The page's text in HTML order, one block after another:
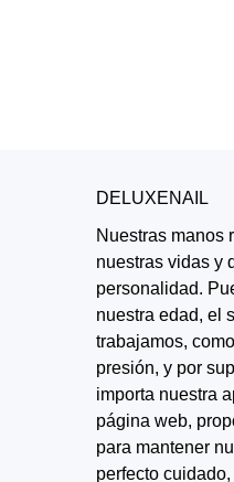
DELUXENAIL
Nuestras manos
nuestras vidas y
personalidad.
nuestra edad, el
trabajamos,
presión, y por
importa nuestra
página web,
para mantener
perfecto